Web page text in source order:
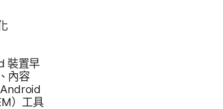
裝置早​
內容​
）工​具​